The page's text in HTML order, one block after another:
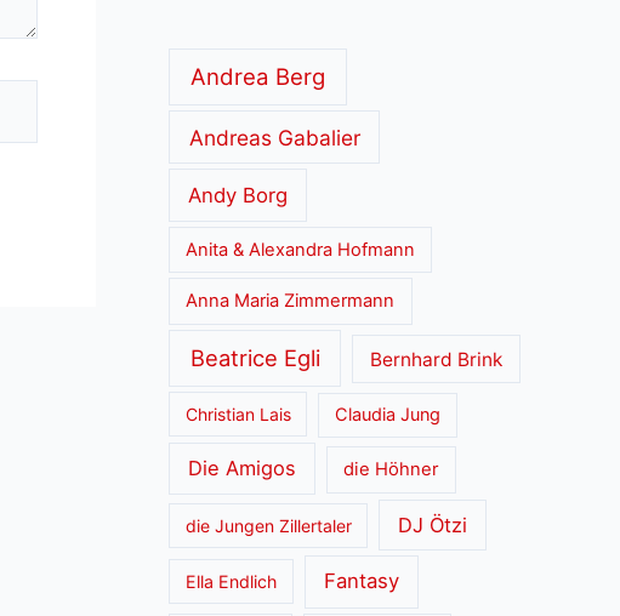
Andrea Berg
Andreas Gabalier
Andy Borg
Anita & Alexandra Hofmann
Anna Maria Zimmermann
Beatrice Egli Bernhard Brink
Christian Lais Claudia Jung
Die Amigos die Höhner
die Jungen Zillertaler DJ Ötzi
Ella Endlich Fantasy